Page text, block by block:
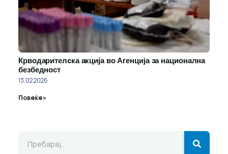
Крводарителска акција во Агенција за национална
безбедност
13.02.2026
Повеќе »